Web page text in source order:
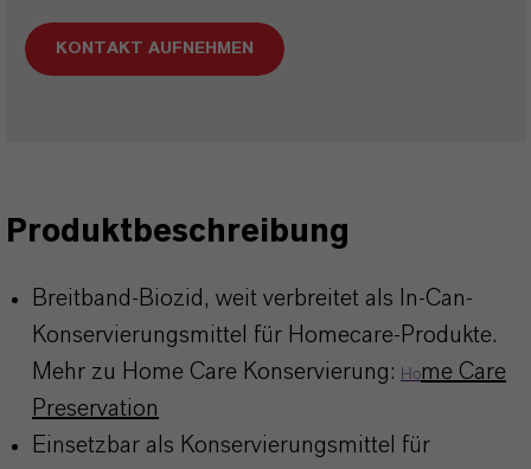
KONTAKT AUFNEHMEN
Produktbeschreibung
Breitband-Biozid, weit verbreitet als In-Can-
Konservierungsmittel für Homecare-Produkte.
Mehr zu Home Care Konservierung:
Home Care
Preservation
Einsetzbar als Konservierungsmittel für